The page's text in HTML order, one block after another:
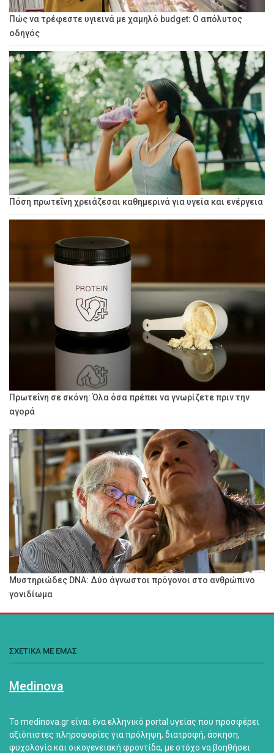
Πώς να τρέφεστε υγιεινά με χαμηλό budget: Ο απόλυτος
οδηγός
Πόση πρωτεΐνη χρειάζεσαι καθημερινά για υγεία και ενέργεια
Πρωτεΐνη σε σκόνη: Όλα όσα πρέπει να γνωρίζετε πριν την
αγορά
Μυστηριώδες DNA: Δύο άγνωστοι πρόγονοι στο ανθρώπινο
γονιδίωμα
ΣΧΕΤΙΚΑ ΜΕ ΕΜΑΣ
Medinova
Το medinova.gr είναι ένα ελληνικό portal υγείας που προσφέρει
αξιόπιστες πληροφορίες για πρόληψη, διατροφή, άσκηση,
ψυχολογία και οικογενειακή φροντίδα, με στόχο να βοηθήσει